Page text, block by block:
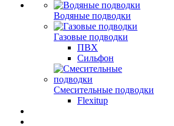
Водяные подводки
Газовые подводки
ПВХ
Сильфон
Смесительные подводки
Flexitup